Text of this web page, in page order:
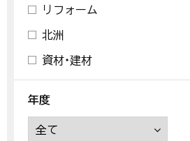
リフォーム
北洲
資材・建材
年度